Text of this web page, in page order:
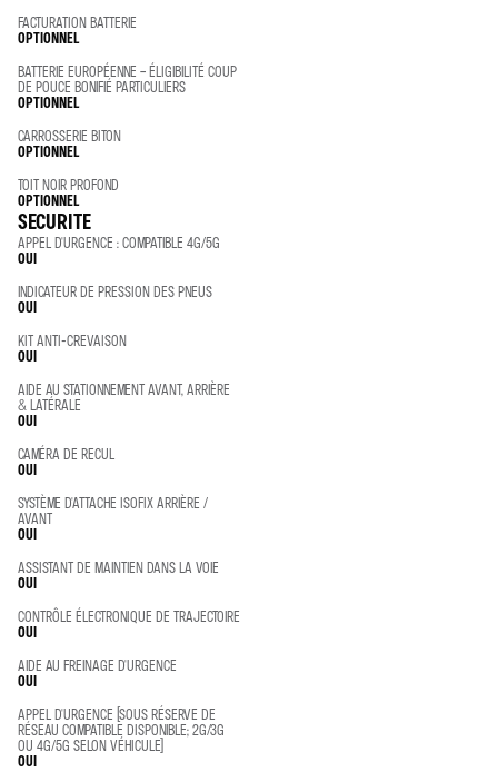
FACTURATION BATTERIE
OPTIONNEL
BATTERIE EUROPÉENNE – ÉLIGIBILITÉ COUP
DE POUCE BONIFIÉ PARTICULIERS
OPTIONNEL
CARROSSERIE BITON
OPTIONNEL
TOIT NOIR PROFOND
OPTIONNEL
SECURITE
APPEL D'URGENCE : COMPATIBLE 4G/5G
OUI
INDICATEUR DE PRESSION DES PNEUS
OUI
KIT ANTI-CREVAISON
OUI
AIDE AU STATIONNEMENT AVANT, ARRIÈRE
& LATÉRALE
OUI
CAMÉRA DE RECUL
OUI
SYSTÈME D'ATTACHE ISOFIX ARRIÈRE /
AVANT
OUI
ASSISTANT DE MAINTIEN DANS LA VOIE
OUI
CONTRÔLE ÉLECTRONIQUE DE TRAJECTOIRE
OUI
AIDE AU FREINAGE D'URGENCE
OUI
APPEL D'URGENCE (SOUS RÉSERVE DE
RÉSEAU COMPATIBLE DISPONIBLE; 2G/3G
OU 4G/5G SELON VÉHICULE)
OUI